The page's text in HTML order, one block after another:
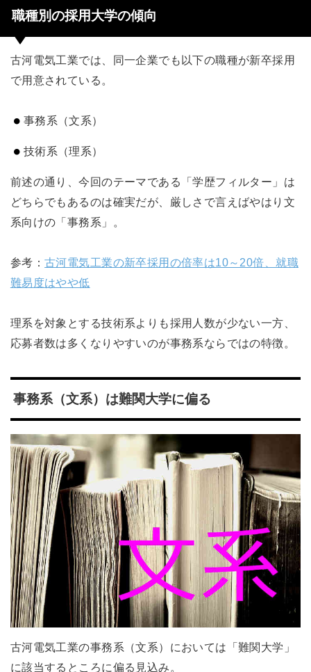
職種別の採用大学の傾向
古河電気工業では、同一企業でも以下の職種が新卒採用
で用意されている。
事務系（文系）
技術系（理系）
前述の通り、今回のテーマである「学歴フィルター」は
どちらでもあるのは確実だが、厳しさで言えばやはり文
系向けの「事務系」。
参考：古河電気工業の新卒採用の倍率は10～20倍、就職
難易度はやや低
理系を対象とする技術系よりも採用人数が少ない一方、
応募者数は多くなりやすいのが事務系ならではの特徴。
事務系（文系）は難関大学に偏る
古河電気工業の事務系（文系）においては「難関大学」
に該当するところに偏る見込み。